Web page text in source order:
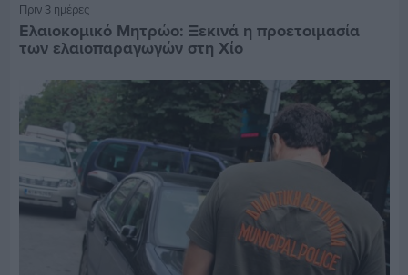
Πριν 3 ημέρες
Ελαιοκομικό Μητρώο: Ξεκινά η προετοιμασία
των ελαιοπαραγωγών στη Χίο